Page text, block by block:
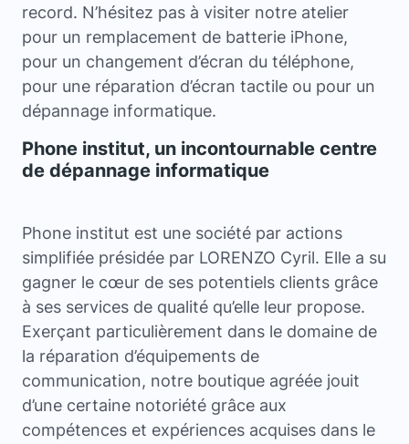
record. N’hésitez pas à visiter notre atelier
pour un remplacement de batterie iPhone,
pour un changement d’écran du téléphone,
pour une réparation d’écran tactile ou pour un
dépannage informatique.
Phone institut, un incontournable centre
de dépannage informatique
Phone institut est une société par actions
simplifiée présidée par LORENZO Cyril. Elle a su
gagner le cœur de ses potentiels clients grâce
à ses services de qualité qu’elle leur propose.
Exerçant particulièrement dans le domaine de
la réparation d’équipements de
communication, notre boutique agréée jouit
d’une certaine notoriété grâce aux
compétences et expériences acquises dans le